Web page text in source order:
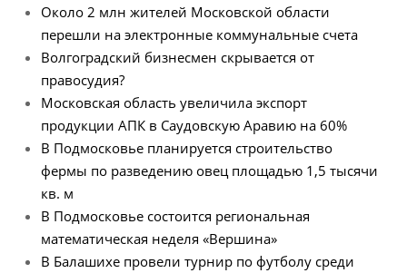
Около 2 млн жителей Московской области
перешли на электронные коммунальные счета
Волгоградский бизнесмен скрывается от
правосудия?
Московская область увеличила экспорт
продукции АПК в Саудовскую Аравию на 60%
В Подмосковье планируется строительство
фермы по разведению овец площадью 1,5 тысячи
кв. м
В Подмосковье состоится региональная
математическая неделя «Вершина»
В Балашихе провели турнир по футболу среди